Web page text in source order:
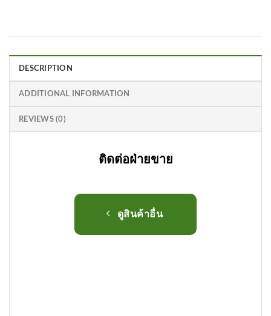
DESCRIPTION
ADDITIONAL INFORMATION
REVIEWS (0)
ติดต่อฝ่ายขาย
ดูสินค้าอื่น